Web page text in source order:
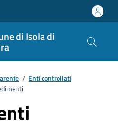
di Isola di
/ Enti controllati